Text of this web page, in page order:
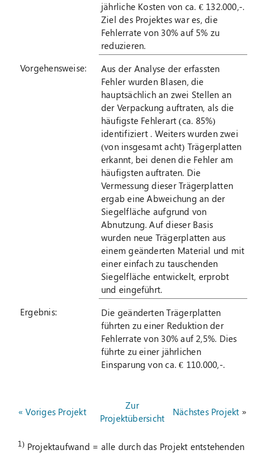
jährliche Kosten von ca. € 132.000,-.
Ziel des Projektes war es, die
Fehlerrate von 30% auf 5% zu
reduzieren.
Vorgehensweise:
Aus der Analyse der erfassten
Fehler wurden Blasen, die
hauptsächlich an zwei Stellen an
der Verpackung auftraten, als die
häufigste Fehlerart (ca. 85%)
identifiziert . Weiters wurden zwei
(von insgesamt acht) Trägerplatten
erkannt, bei denen die Fehler am
häufigsten auftraten. Die
Vermessung dieser Trägerplatten
ergab eine Abweichung an der
Siegelfläche aufgrund von
Abnutzung. Auf dieser Basis
wurden neue Trägerplatten aus
einem geänderten Material und mit
einer einfach zu tauschenden
Siegelfläche entwickelt, erprobt
und eingeführt.
Ergebnis:
Die geänderten Trägerplatten
führten zu einer Reduktion der
Fehlerrate von 30% auf 2,5%. Dies
führte zu einer jährlichen
Einsparung von ca. € 110.000,-.
« Voriges Projekt
Zur
Projektübersicht
Nächstes Projekt »
1) Projektaufwand = alle durch das Projekt entstehenden